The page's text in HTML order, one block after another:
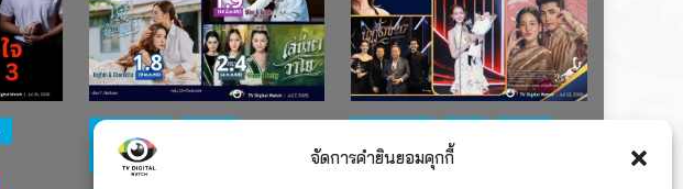
จัดการคำยินยอมคุกกี้
ละคร-ซีรีส์
รางวัล
ละคร-ซีรีส์